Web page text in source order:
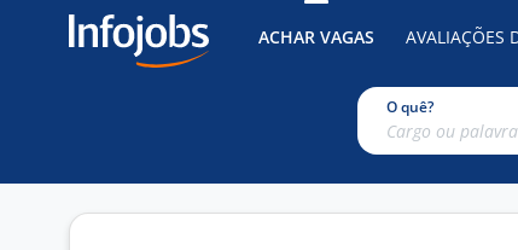
ACHAR VAGAS AVALIAÇÕES
O quê?